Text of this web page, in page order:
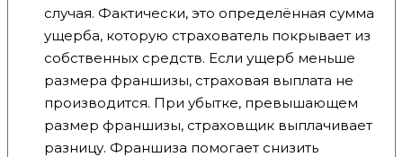
случая. Фактически, это определённая сумма
ущерба, которую страхователь покрывает из
собственных средств. Если ущерб меньше
размера франшизы, страховая выплата не
производится. При убытке, превышающем
размер франшизы, страховщик выплачивает
разницу. Франшиза помогает снизить